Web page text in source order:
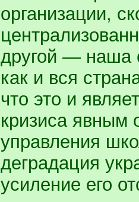
организации,
другой — наша
как и вся
что это и
кризиса явным
управления
деградация
усиление его